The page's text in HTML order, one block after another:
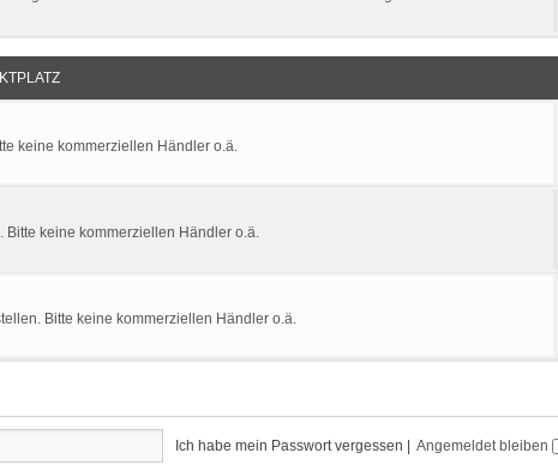
keine kommerziellen Händler o.ä.
Bitte keine kommerziellen Händler o.ä.
Bitte keine kommerziellen Händler o.ä.
Ich habe mein Passwort vergessen Angemeldet bleiben